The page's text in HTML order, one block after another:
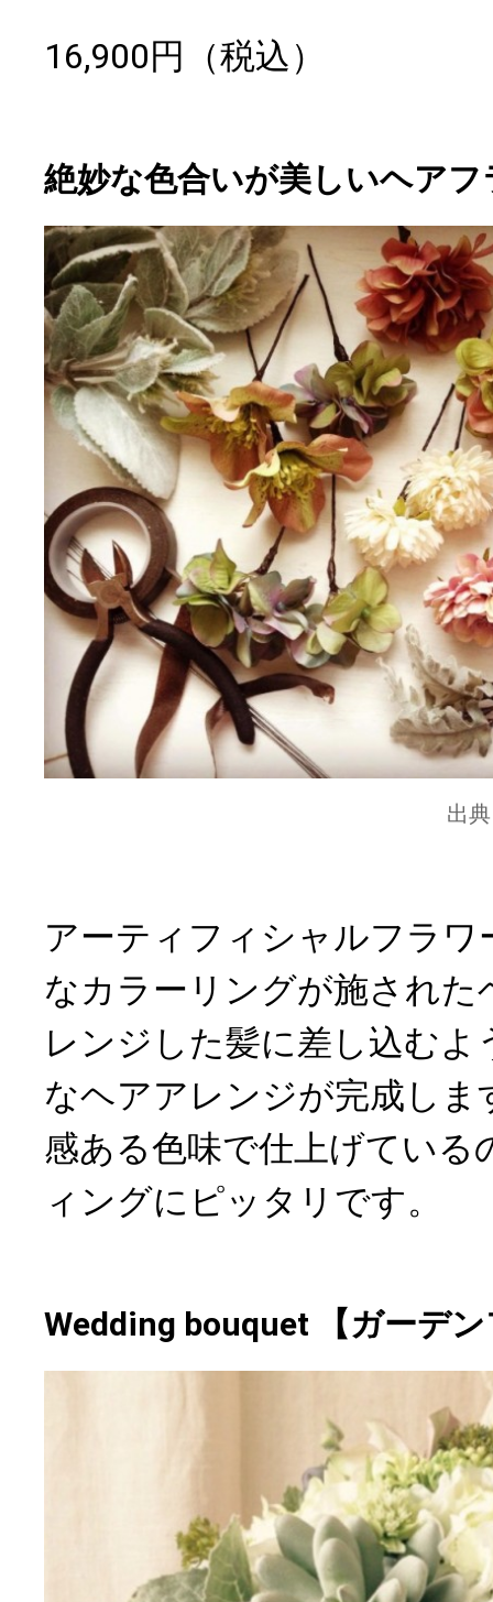
16,900円（税込）
絶妙な色合いが美しいヘアフ
出
アーティフィシャルフラワ
なカラーリングが施された
レンジした髪に差し込むよ
なヘアアレンジが完成しま
感ある色味で仕上げている
ィングにピッタリです。
Wedding bouquet 【ガーデ